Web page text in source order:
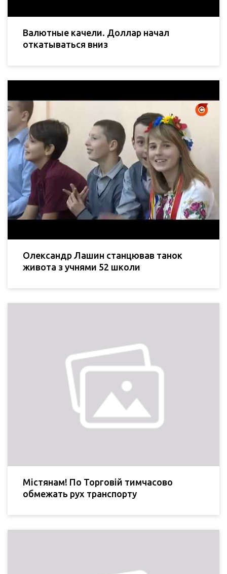
Валютные качели. Доллар начал
откатываться вниз
Олександр Лашин станцював танок
живота з учнями 52 школи
Містянам! По Торговій тимчасово
обмежать рух транспорту